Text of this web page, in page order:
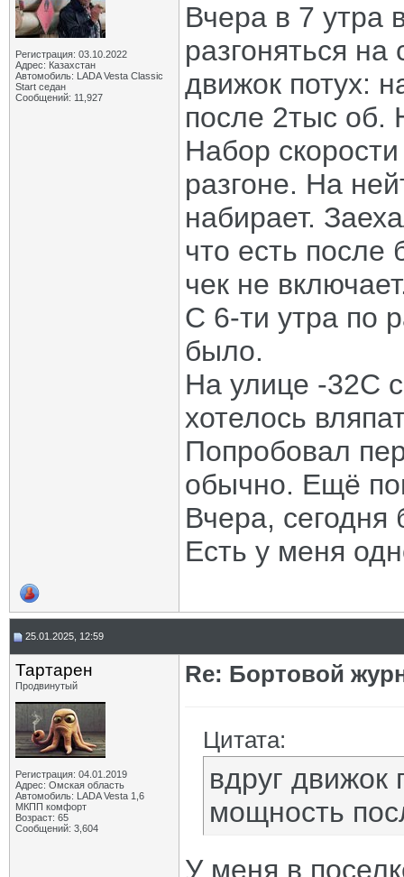
Регистрация: 03.10.2022
Адрес: Казахстан
Автомобиль: LADA Vesta Classic
Start седан
Сообщений: 11,927
Вчера в 7 утра
разгоняться
движок потух:
после 2тыс об.
Набор
разгоне. На
набирает.
что есть после
чек не
С 6-ти утра по
было.
На улице -32С
хотелось
Попробовал
обычно. Ещё
Вчера, сегодня
Есть у меня
25.01.2025, 12:59
Тартарен
Продвинутый
Регистрация: 04.01.2019
Адрес: Омская область
Автомобиль: LADA Vesta 1,6
МКПП комфорт
Возраст: 65
Сообщений: 3,604
Re: Бортовой
Цитата:
вдруг движок
мощность
У меня в